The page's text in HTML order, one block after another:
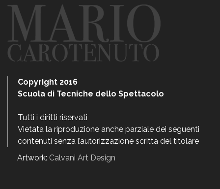
Copyright 2016
Scuola di Tecniche dello Spettacolo
Tutti i diritti riservati
Vietata la riproduzione anche parziale dei seguenti
contenuti senza l’autorizzazione scritta del titolare
Artwork: Calvani Art Design